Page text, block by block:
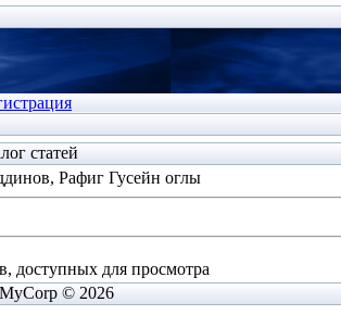
статей
Рафиг Гусейн оглы
доступных для просмотра
© 2026